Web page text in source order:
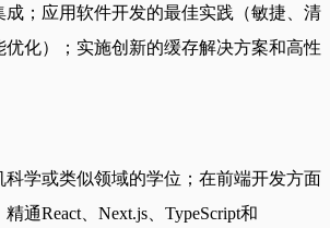
成；应用软件开发的最佳实践（敏捷、清
化）；实施创新的缓存解决方案和高性
科学或类似领域的学位；在前端开发方面
通React、Next.js、TypeScript和